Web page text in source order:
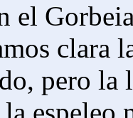
el
clara
pero la